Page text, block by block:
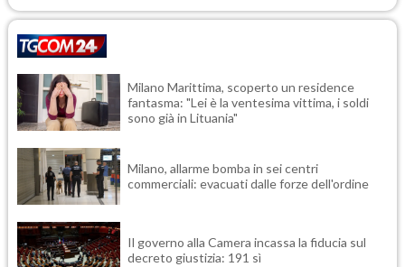
Milano Marittima, scoperto un residence
fantasma: "Lei è la ventesima vittima, i soldi
sono già in Lituania"
Milano, allarme bomba in sei centri
commerciali: evacuati dalle forze dell'ordine
Il governo alla Camera incassa la fiducia sul
decreto giustizia: 191 sì